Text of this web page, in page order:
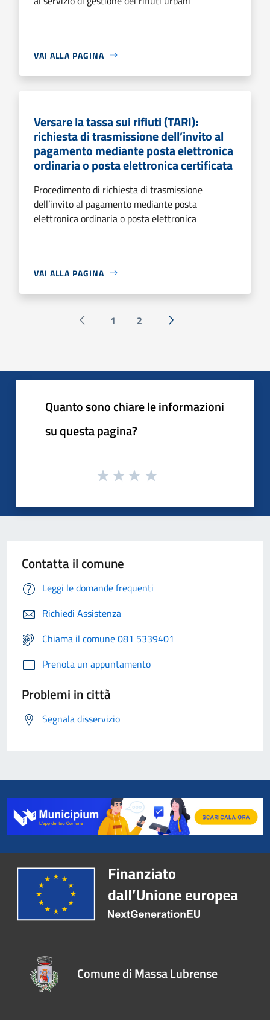
VAI ALLA PAGINA
Versare la tassa sui rifiuti (TARI):
richiesta di trasmissione dell’invito al
pagamento mediante posta elettronica
ordinaria o posta elettronica certificata
Procedimento di richiesta di trasmissione
dell’invito al pagamento mediante posta
elettronica ordinaria o posta elettronica
VAI ALLA PAGINA
Pagina precedente
1 2 Successiva »
Quanto sono chiare le informazioni
su questa pagina?
Contatta il comune
Leggi le domande frequenti
Richiedi Assistenza
Chiama il comune 081 5339401
Prenota un appuntamento
Problemi in città
Segnala disservizio
Comune di Massa Lubrense